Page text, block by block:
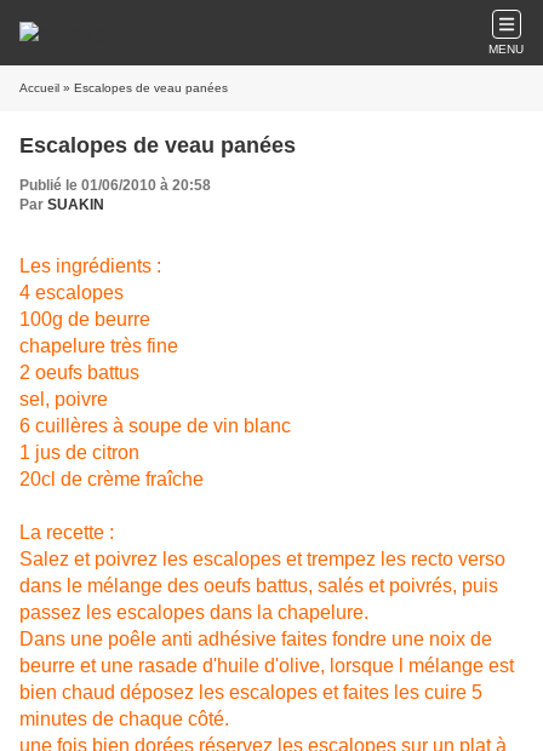
MENU
Accueil » Escalopes de veau panées
Escalopes de veau panées
Publié le 01/06/2010 à 20:58
Par SUAKIN
Les ingrédients :
4 escalopes
100g de beurre
chapelure très fine
2 oeufs battus
sel, poivre
6 cuillères à soupe de vin blanc
1 jus de citron
20cl de crème fraîche
La recette :
Salez et poivrez les escalopes et trempez les recto verso
dans le mélange des oeufs battus, salés et poivrés, puis
passez les escalopes dans la chapelure.
Dans une poêle anti adhésive faites fondre une noix de
beurre et une rasade d'huile d'olive, lorsque l mélange est
bien chaud déposez les escalopes et faites les cuire 5
minutes de chaque côté.
une fois bien dorées réservez les escalopes sur un plat à